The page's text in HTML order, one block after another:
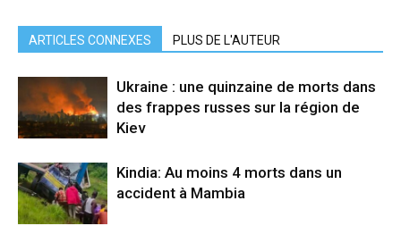
ARTICLES CONNEXES PLUS DE L'AUTEUR
Ukraine : une quinzaine de morts dans
des frappes russes sur la région de
Kiev
Kindia: Au moins 4 morts dans un
accident à Mambia